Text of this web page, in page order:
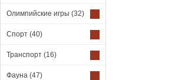
Олимпийские игры (32)
Спорт (40)
Транспорт (16)
Фауна (47)